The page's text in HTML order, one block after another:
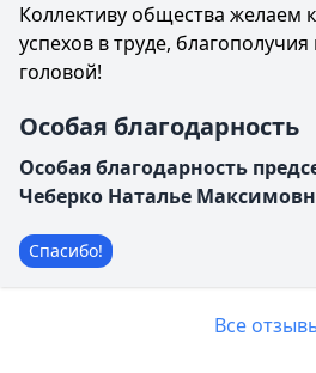
Коллективу общества желаем
успехов в труде,
головой!
Особая благодарность
Особая благодарность
Чеберко Наталье
Спасибо!
Все